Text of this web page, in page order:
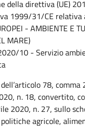
della direttiva (UE)
1999/31/CE relativa
- AMBIENTE E
MARE)
10 - Servizio
78, comma
n. 18, convertito,
2020, n. 27, sullo
agricole,